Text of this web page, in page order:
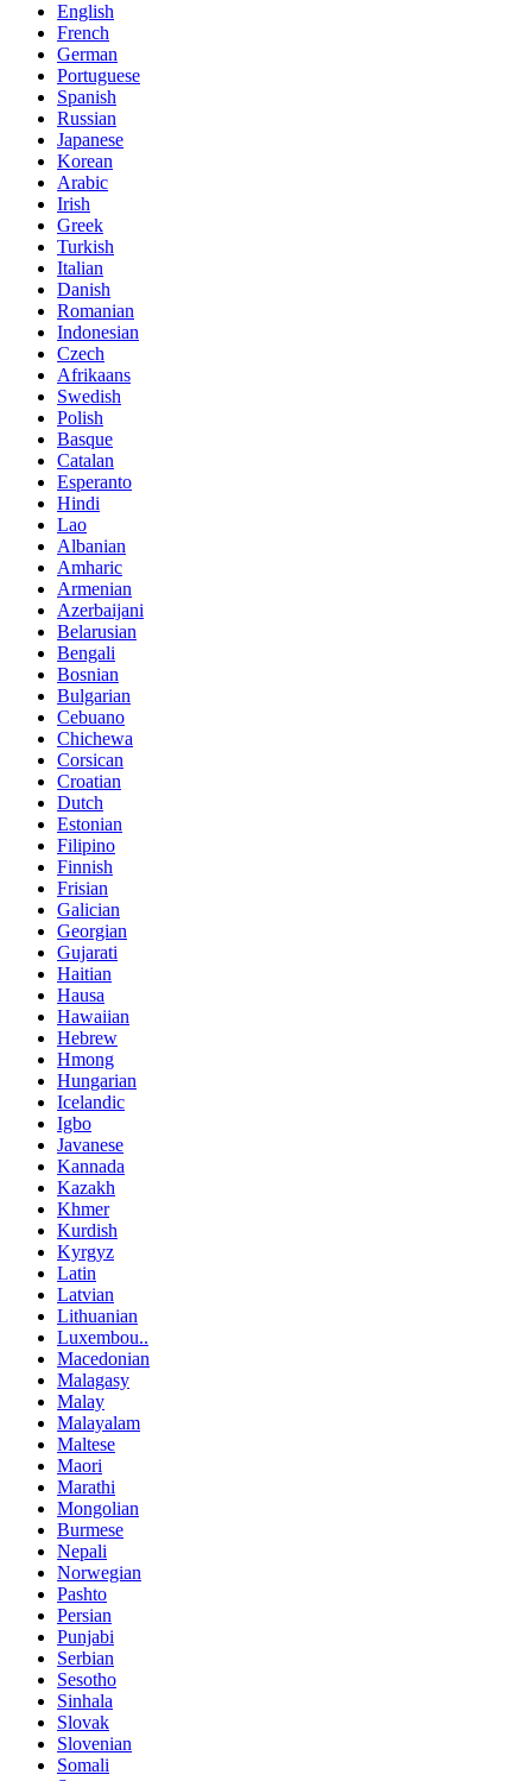
English
French
German
Portuguese
Spanish
Russian
Japanese
Korean
Arabic
Irish
Greek
Turkish
Italian
Danish
Romanian
Indonesian
Czech
Afrikaans
Swedish
Polish
Basque
Catalan
Esperanto
Hindi
Lao
Albanian
Amharic
Armenian
Azerbaijani
Belarusian
Bengali
Bosnian
Bulgarian
Cebuano
Chichewa
Corsican
Croatian
Dutch
Estonian
Filipino
Finnish
Frisian
Galician
Georgian
Gujarati
Haitian
Hausa
Hawaiian
Hebrew
Hmong
Hungarian
Icelandic
Igbo
Javanese
Kannada
Kazakh
Khmer
Kurdish
Kyrgyz
Latin
Latvian
Lithuanian
Luxembou..
Macedonian
Malagasy
Malay
Malayalam
Maltese
Maori
Marathi
Mongolian
Burmese
Nepali
Norwegian
Pashto
Persian
Punjabi
Serbian
Sesotho
Sinhala
Slovak
Slovenian
Somali